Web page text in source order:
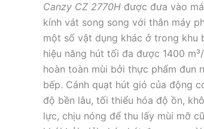
Canzy CZ 2770H được đưa vào
kính vát song song với thân máy
một số vật dụng khác ở trong khu
hiệu năng hút tối đa được 1400
hoàn toàn mùi bởi thực phẩm đun
bếp. Cánh quạt hút gió của động
độ bền lâu, tối thiểu hóa độ ồn,
lực, chịu nóng để thu lấy mùi mỡ